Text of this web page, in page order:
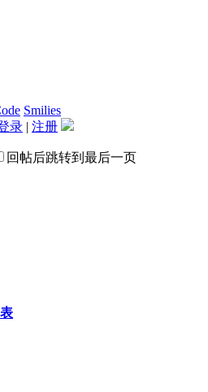
Smilies
录 | 注册
回帖后跳转到最后一页